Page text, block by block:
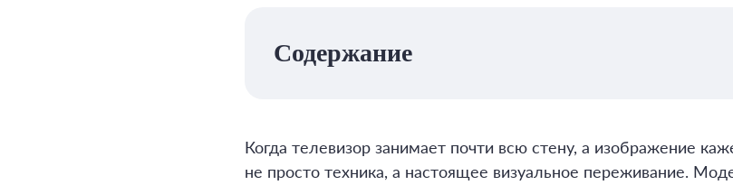
Содержание
Когда телевизор занимает почти всю стену, а изображение
не просто техника, а настоящее визуальное переживание.